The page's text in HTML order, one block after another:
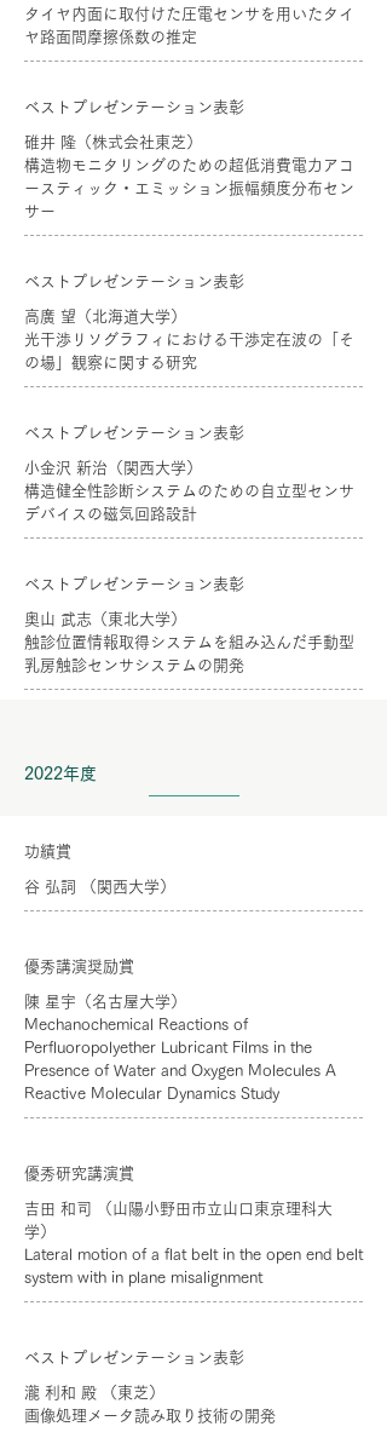
タイヤ内面に取付けた圧電センサを用いたタイ
ヤ路面間摩擦係数の推定
ベストプレゼンテーション表彰
碓井 隆（株式会社東芝）
構造物モニタリングのための超低消費電力アコ
ースティック・エミッション振幅頻度分布セン
サー
ベストプレゼンテーション表彰
高廣 望（北海道大学）
光干渉リソグラフィにおける干渉定在波の「そ
の場」観察に関する研究
ベストプレゼンテーション表彰
小金沢 新治（関西大学）
構造健全性診断システムのための自立型センサ
デバイスの磁気回路設計
ベストプレゼンテーション表彰
奥山 武志（東北大学）
触診位置情報取得システムを組み込んだ手動型
乳房触診センサシステムの開発
2022年度
功績賞
谷 弘詞 （関西大学）
優秀講演奨励賞
陳 星宇（名古屋大学）
Mechanochemical Reactions of
Perfluoropolyether Lubricant Films in the
Presence of Water and Oxygen Molecules A
Reactive Molecular Dynamics Study
優秀研究講演賞
吉田 和司 （山陽小野田市立山口東京理科大
学）
Lateral motion of a flat belt in the open end belt
system with in plane misalignment
ベストプレゼンテーション表彰
瀧 利和 殿 （東芝）
画像処理メータ読み取り技術の開発